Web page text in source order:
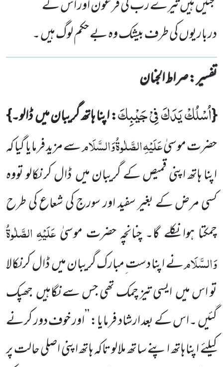
حجتیں ہیں تیرے رب کی فرعون اور اس کے
درباریوں کی طرف بیشک وہ بے حکم لوگ ہیں ۔
تفسیر : ‎صراط الجنان
{اُسْلُكْ یَدَكَ فِیْ جَیْبِكَ: اپنا ہاتھ گریبان میں ڈالو۔}
حضرت موسیٰعَلَیْہِالصَّلٰوۃُوَالسَّلَامسے مزید فرمایا گیا کہ
اپنا ہاتھ اپنی قمیص کے گریبان میں ڈال کر نکالو تووہ
کسی مرض کے بغیر سفید اور سورج کی شعاع کی طرح
چمکتا ہوا نکلے گا۔ چنانچہ حضرت موسیٰعَلَیْہِالصَّلٰوۃُ
وَالسَّلَامنے اپنا دست ِمبارک گریبان میں ڈال کر نکالا
تو اس میں ایسی تیز چمک تھی جس سے نگاہیں جھپک
گئیں ۔اس کے بعد ارشاد فرمایا: ’’اور خوف دور کرنے
کیلئے اپنا ہاتھ اپنے ساتھ ملالو تاکہ ہاتھ اپنی اصلی حالت پر